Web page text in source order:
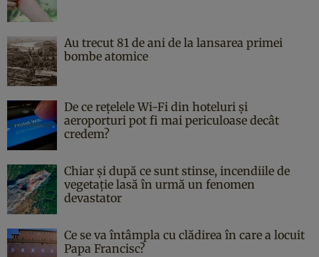
Au trecut 81 de ani de la lansarea primei
bombe atomice
De ce rețelele Wi-Fi din hoteluri și
aeroporturi pot fi mai periculoase decât
credem?
Chiar și după ce sunt stinse, incendiile de
vegetație lasă în urmă un fenomen
devastator
Ce se va întâmpla cu clădirea în care a locuit
Papa Francisc?